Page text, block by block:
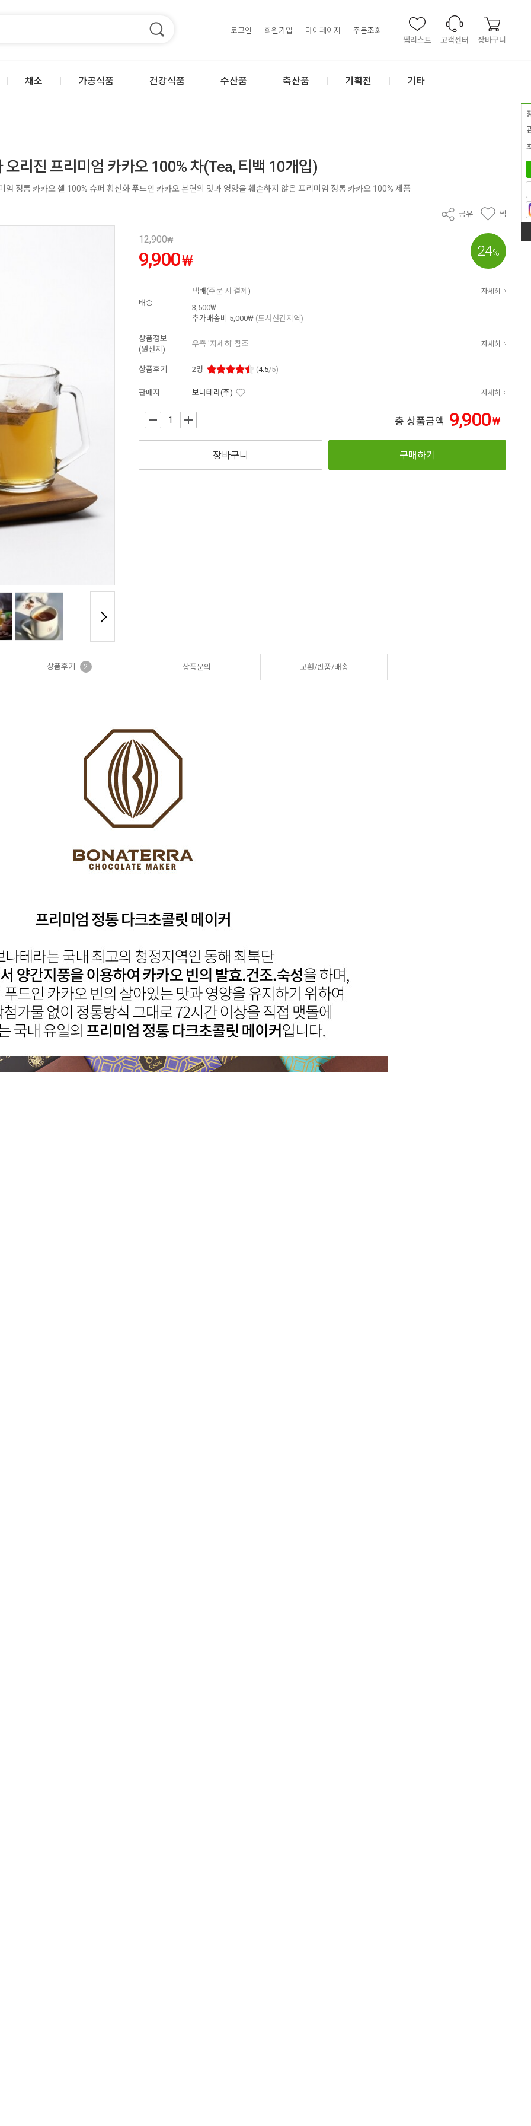
로그인 회원가입 마이페이지
주문조회
찜리스트
고객센터 장바구니
채소 가공식품 건강식품 수산품 축산품 기획전 기타
오리진 프리미엄 카카오 100% 차(Tea, 티백 10개입)
엄 정통 카카오 셀 100% 슈퍼 황산화 푸드인 카카오 본연의 맛과 영양을 훼손하지 않은 프리미엄 정통 카카오 100% 제품
공유 찜
24%
12,900₩
9,900₩
배송
택배(주문 시 결제 ) 자세히
3,500₩
추가배송비
5,000₩ (도서산간지역)
상품정보
(원산지)
우측 '자세히' 참조 자세히
상품후기 2명 (4.5/5)
판매자 보나테라(주) 자세히
+ 총 상품금액 9,900₩
장바구니 구매하기
상품후기 2 상품문의 교환/반품/배송